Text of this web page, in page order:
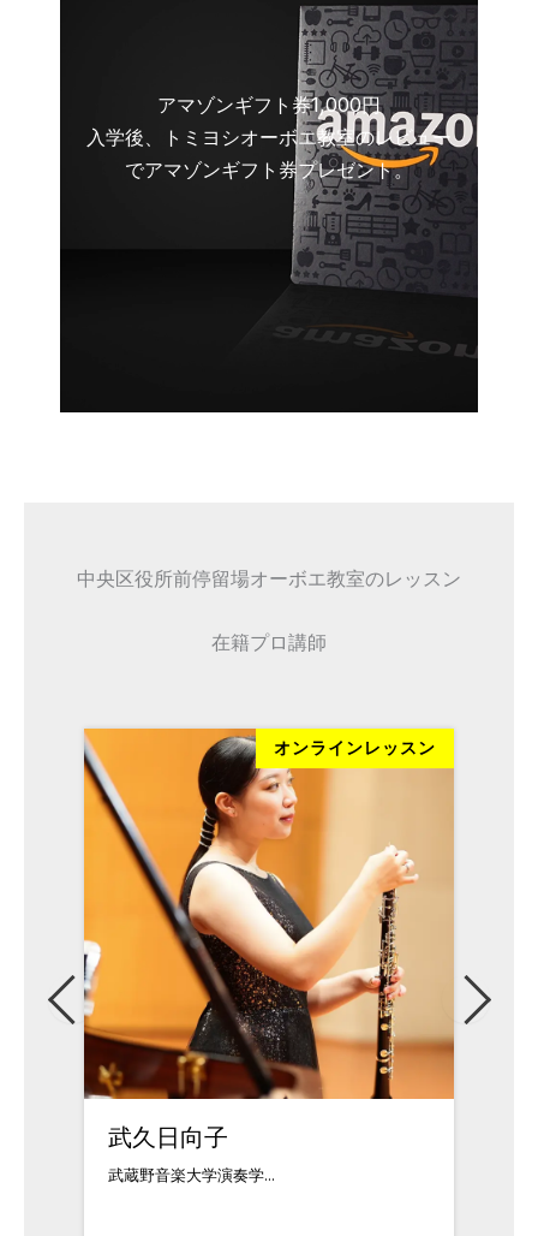
アマゾンギフト券1,000円
入学後、トミヨシオーボエ教室のレビュー
でアマゾンギフト券プレゼント。
中央区役所前停留場オーボエ教室のレッスン
在籍プロ講師
オンラインレッスン
松本純奈
クラシック、ポップス